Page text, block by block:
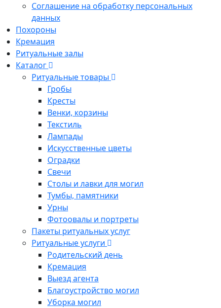
Соглашение на обработку персональных
данных
Похороны
Кремация
Ритуальные залы
Каталог
Ритуальные товары
Гробы
Кресты
Венки, корзины
Текстиль
Лампады
Искусственные цветы
Оградки
Свечи
Столы и лавки для могил
Тумбы, памятники
Урны
Фотоовалы и портреты
Пакеты ритуальных услуг
Ритуальные услуги
Родительский день
Кремация
Выезд агента
Благоустройство могил
Уборка могил